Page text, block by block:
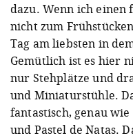
dazu. Wenn ich einen
nicht zum
Tag am liebsten in
Gemütlich ist es hier
nur Stehplätze und
und Miniaturstühle.
fantastisch, genau
und Pastel de Natas.